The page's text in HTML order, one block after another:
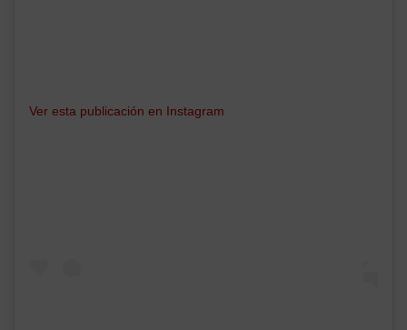
Ver esta publicación en Instagram